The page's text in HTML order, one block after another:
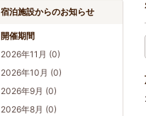
宿泊施設からのお知らせ
開催期間
2026年11月 (0)
2026年10月 (0)
2026年9月 (0)
2026年8月 (0)